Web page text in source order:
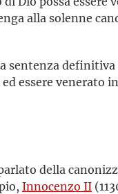
alla solenne
sentenza
essere
della
Innocenzo II